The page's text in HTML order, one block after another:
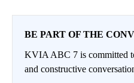
BE PART OF THE
KVIA ABC 7 is committed
and constructive